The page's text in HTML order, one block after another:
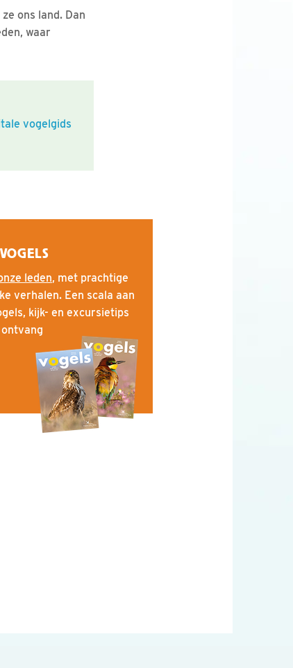
ons land. Dan
waar
vogelgids
leden, met prachtige
verhalen. Een scala aan
kijk- en excursietips